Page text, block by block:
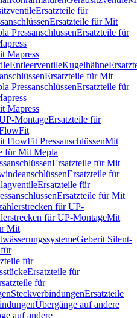
Ersatzteile für
Ersatzteile für Mit
PressanschlüssenErsatzteile für
Mapress
EntleerventileKugelhähne
Ersatzteile für Mit
PressanschlüssenErsatzteile für
Mapress
MontageErsatzteile für
FlowFit PressanschlüssenMit
für Mit Mepla
Ersatzteile für Mit
Ersatzteile für
Ersatzteile für
Ersatzteile für Mit
für UP-
für UP-MontageMit
Mit
Geberit Silent-
für
Ersatzteile für
für
SteckverbindungenErsatzteile
Übergänge auf andere
auf andere